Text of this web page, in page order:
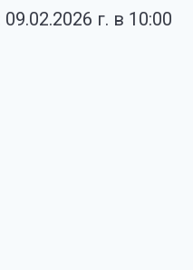
г. в 10:00